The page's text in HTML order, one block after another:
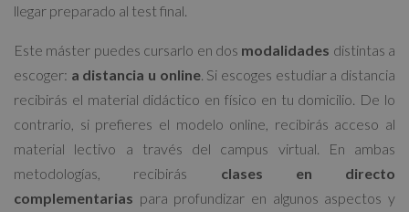
llegar preparado al test final.
Este máster puedes cursarlo en dos modalidades distintas a
escoger: a distancia u online. Si escoges estudiar a distancia
recibirás el material didáctico en físico en tu domicilio. De lo
contrario, si prefieres el modelo online, recibirás acceso al
material lectivo a través del campus virtual. En ambas
metodologías, recibirás clases en directo
complementarias para profundizar en algunos aspectos y